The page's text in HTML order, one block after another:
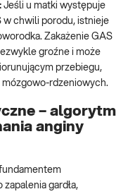
Jeśli u matki występuje
w chwili porodu, istnieje
Zakażenie GAS
groźne i może
przebiegu,
mózgowo-rdzeniowych.
– algorytm
anginy
gardła,